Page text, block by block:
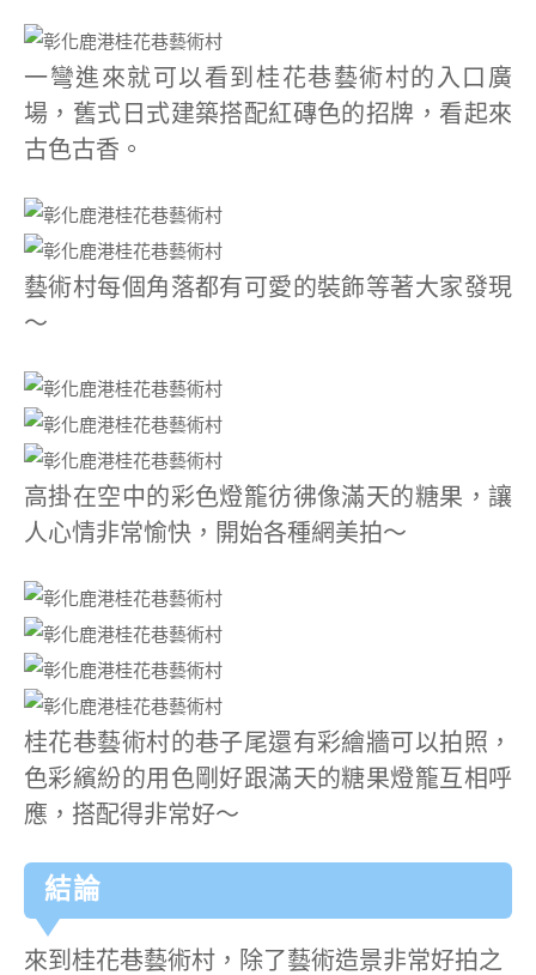
一彎進來就可以看到桂花巷藝術村的入口廣
場，舊式日式建築搭配紅磚色的招牌，看起來
古色古香。
藝術村每個角落都有可愛的裝飾等著大家發現
～
高掛在空中的彩色燈籠彷彿像滿天的糖果，讓
人心情非常愉快，開始各種網美拍～
桂花巷藝術村的巷子尾還有彩繪牆可以拍照，
色彩繽紛的用色剛好跟滿天的糖果燈籠互相呼
應，搭配得非常好～
結論
來到桂花巷藝術村，除了藝術造景非常好拍之